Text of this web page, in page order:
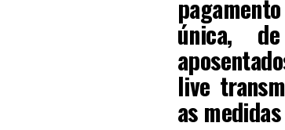
única,
live
as